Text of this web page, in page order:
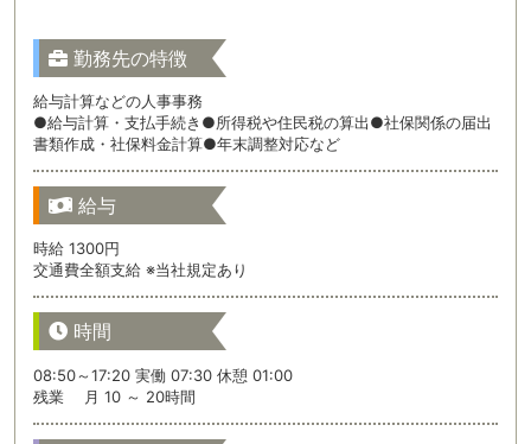
勤務先の特徴
給与計算などの人事事務
●給与計算・支払手続き●所得税や住民税の算出●社保関係の届出
書類作成・社保料金計算●年末調整対応など
給与
時給 1300円
交通費全額支給 ※当社規定あり
時間
08:50～17:20 実働 07:30 休憩 01:00
残業 月 10 ～ 20時間